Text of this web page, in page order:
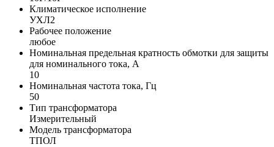
Климатическое исполнение
УХЛ2
Рабочее положение
любое
Номинальная предельная кратность обмотки для защиты
для номинального тока, А
10
Номинальная частота тока, Гц
50
Тип трансформатора
Измерительный
Модель трансформатора
ТПОЛ